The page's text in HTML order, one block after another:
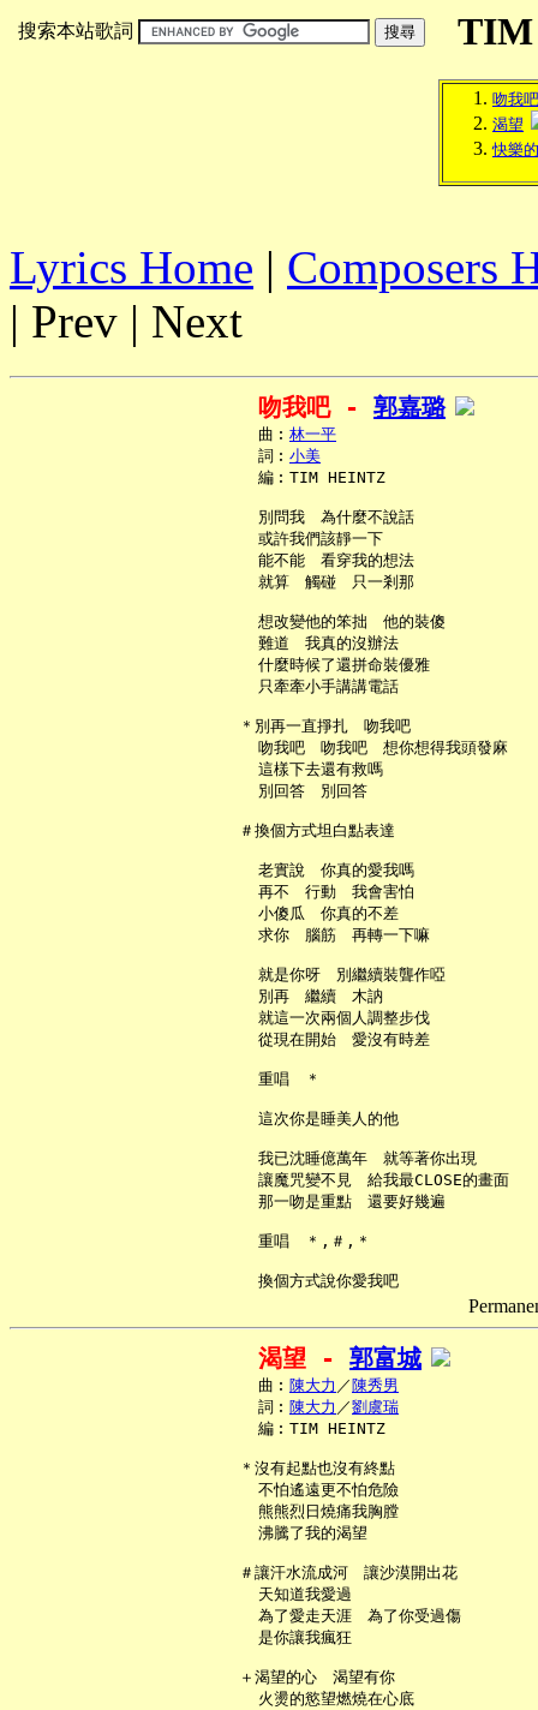
搜索本站歌詞
吻我吧
渴望
快樂
Lyrics Home | Composers
| Prev | Next
吻我吧 - 郭嘉璐
     曲︰
林一平
     詞︰
小美
     編︰TIM HEINTZ
     別問我　為什麼不說話
     或許我們該靜一下
     能不能　看穿我的想法
     就算　觸碰　只一剎那
     想改變他的笨拙　他的裝傻
     難道　我真的沒辦法
     什麼時候了還拼命裝優雅
     只牽牽小手講講電話
   ＊別再一直掙扎　吻我吧
     吻我吧　吻我吧　想你想得我頭發麻
     這樣下去還有救嗎
     別回答　別回答
   ＃換個方式坦白點表達
     老實說　你真的愛我嗎
     再不　行動　我會害怕
     小傻瓜　你真的不差
     求你　腦筋　再轉一下嘛
     就是你呀　別繼續裝聾作啞
     別再　繼續　木訥
     就這一次兩個人調整步伐
     從現在開始　愛沒有時差
     重唱　＊
     這次你是睡美人的他
     我已沈睡億萬年　就等著你出現
     讓魔咒變不見　給我最CLOSE的畫面
     那一吻是重點　還要好幾遍
     重唱　＊,＃,＊
渴望 - 郭富城
     曲︰
陳大力 ／ 陳秀男
     詞︰
陳大力 ／劉虞瑞
     編︰TIM HEINTZ
   ＊沒有起點也沒有終點
     不怕遙遠更不怕危險
     熊熊烈日燒痛我胸膛
     沸騰了我的渴望
   ＃讓汗水流成河　讓沙漠開出花
     天知道我愛過
     為了愛走天涯　為了你受過傷
     是你讓我瘋狂
   ＋渴望的心　渴望有你
     火燙的慾望燃燒在心底